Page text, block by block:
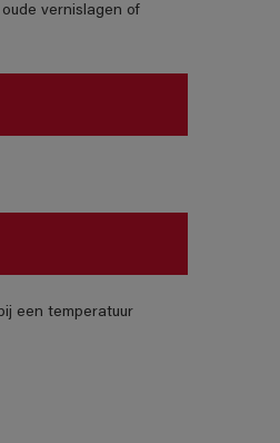
vernislagen of
een temperatuur